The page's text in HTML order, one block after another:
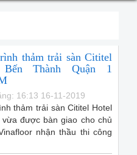
thảm trải sàn Cititel
Bến Thành Quận 1
16:13 16-11-2019
thảm trải sàn Cititel Hotel
được bàn giao cho chủ
nhận thầu thi công